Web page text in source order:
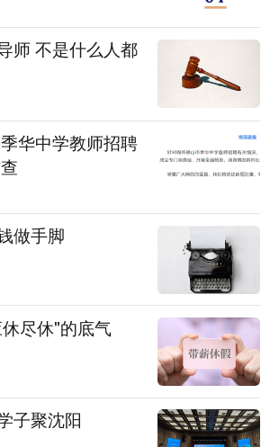
师 不是什么人都
华中学教师招聘
做手脚
尽休"的底气
子聚沈阳